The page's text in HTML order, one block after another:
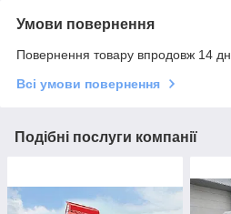
Умови повернення
Повернення товару впродовж 14
Всі умови повернення
Подібні послуги компанії